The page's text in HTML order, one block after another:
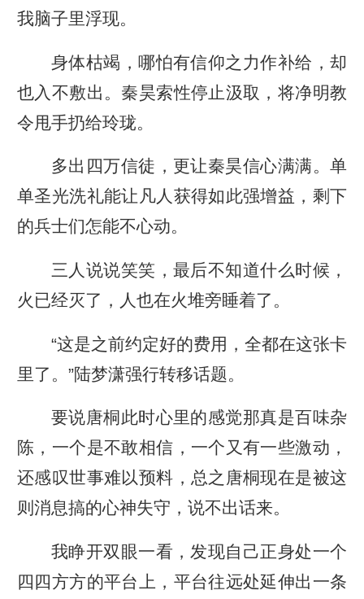
我脑子里浮现。
身体枯竭，哪怕有信仰之力作补给，却
也入不敷出。秦昊索性停止汲取，将净明教
令甩手扔给玲珑。
多出四万信徒，更让秦昊信心满满。单
单圣光洗礼能让凡人获得如此强增益，剩下
的兵士们怎能不心动。
三人说说笑笑，最后不知道什么时候，
火已经灭了，人也在火堆旁睡着了。
“这是之前约定好的费用，全都在这张卡
里了。”陆梦潇强行转移话题。
要说唐桐此时心里的感觉那真是百味杂
陈，一个是不敢相信，一个又有一些激动，
还感叹世事难以预料，总之唐桐现在是被这
则消息搞的心神失守，说不出话来。
我睁开双眼一看，发现自己正身处一个
四四方方的平台上，平台往远处延伸出一条